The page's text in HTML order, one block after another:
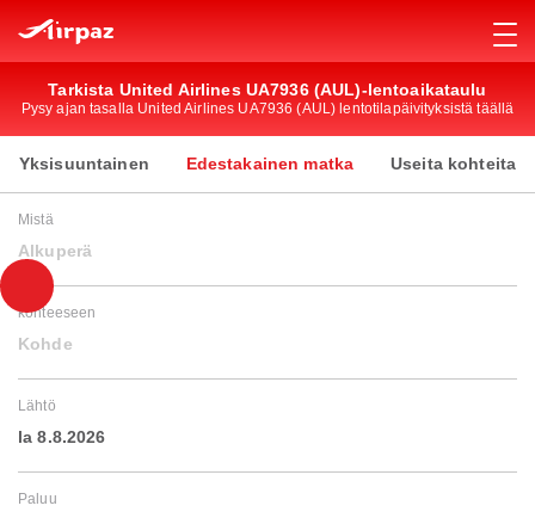
Tarkista United Airlines UA7936 (AUL)-lentoaikataulu
Pysy ajan tasalla United Airlines UA7936 (AUL) lentotilapäivityksistä täällä
Yksisuuntainen Edestakainen matka Useita kohteita
Mistä
Alkuperä
kohteeseen
Kohde
Lähtö
la 8.8.2026
Paluu